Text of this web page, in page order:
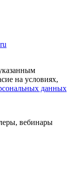
на условиях,
данных
вебинары